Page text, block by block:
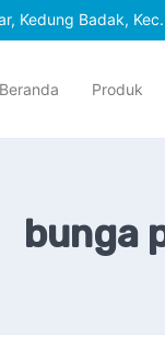
Kedung Badak,
Beranda Produk
bunga